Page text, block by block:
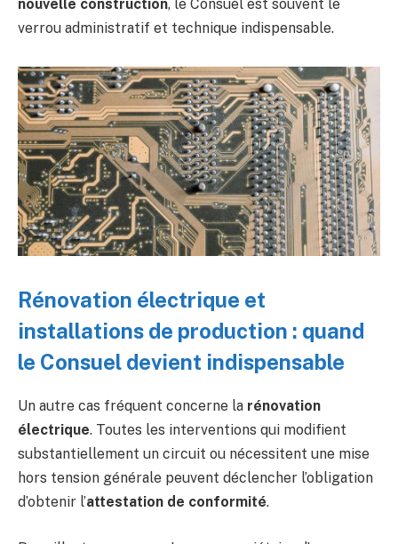
nouvelle construction, le Consuel est souvent le
verrou administratif et technique indispensable.
Rénovation électrique et
installations de production : quand
le Consuel devient indispensable
Un autre cas fréquent concerne la rénovation
électrique. Toutes les interventions qui modifient
substantiellement un circuit ou nécessitent une mise
hors tension générale peuvent déclencher l’obligation
d’obtenir l’attestation de conformité.